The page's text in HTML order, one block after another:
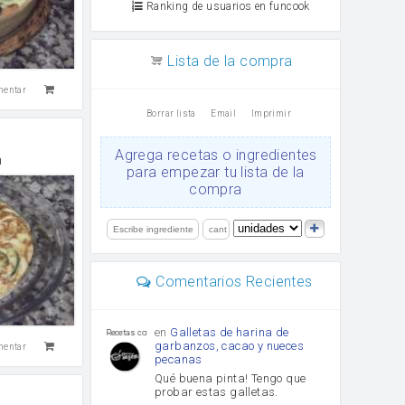
Ranking de usuarios en funcook
Lista de la compra
Borrar lista Email Imprimir
Agrega recetas o ingredientes
para empezar tu lista de la
compra
Comentarios Recientes
Recetas con sazon
en Galletas de harina de
garbanzos, cacao y nueces
pecanas
Qué buena pinta! Tengo que
probar estas galletas.